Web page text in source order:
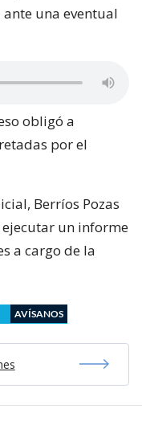
una eventual
obligó a
por el
Berríos Pozas
un informe
a cargo de la
AVÍSANOS